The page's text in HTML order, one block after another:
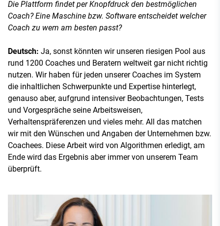
Die Plattform findet per Knopfdruck den bestmöglichen
Coach? Eine Maschine bzw. Software entscheidet welcher
Coach zu wem am besten passt?
Deutsch: Ja, sonst könnten wir unseren riesigen Pool aus
rund 1200 Coaches und Beratern weltweit gar nicht richtig
nutzen. Wir haben für jeden unserer Coaches im System
die inhaltlichen Schwerpunkte und Expertise hinterlegt,
genauso aber, aufgrund intensiver Beobachtungen, Tests
und Vorgespräche seine Arbeitsweisen,
Verhaltenspräferenzen und vieles mehr. All das matchen
wir mit den Wünschen und Angaben der Unternehmen bzw.
Coachees. Diese Arbeit wird von Algorithmen erledigt, am
Ende wird das Ergebnis aber immer von unserem Team
überprüft.